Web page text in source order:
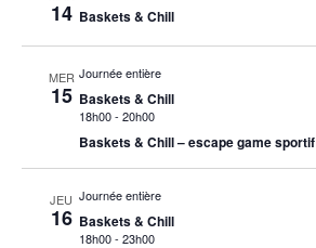
14 Baskets & Chill
MER
15
Journée entière
Baskets & Chill
18h00- 20h00
Baskets & Chill – escape game sportif
JEU
16
Journée entière
Baskets & Chill
18h00- 23h00